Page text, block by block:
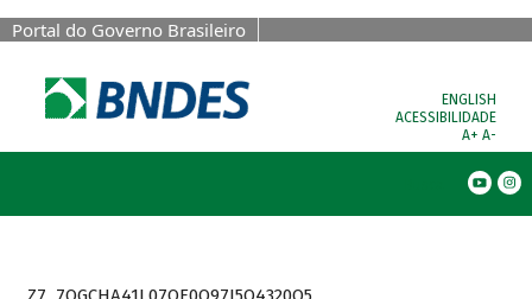
Portal do Governo Brasileiro
ENGLISH
ACESSIBILIDADE
A+ A-